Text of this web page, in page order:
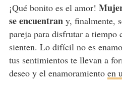
¡Qué bonito es el amor!
se encuentran y, finalmente,
pareja para disfrutar a tiempo
sienten. Lo difícil no es
tus sentimientos te llevan a
deseo y el enamoramiento en